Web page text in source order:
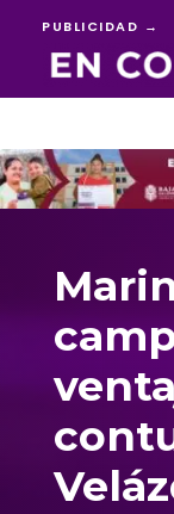
PUBLICIDAD →
Reproductor
de
vídeo